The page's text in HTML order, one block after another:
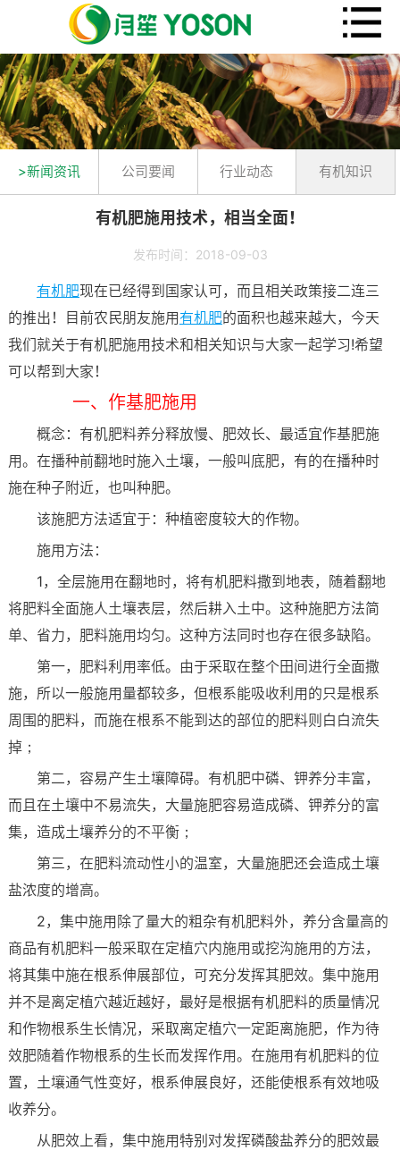
>新闻资讯 公司要闻 行业动态 有机知识
有机肥施用技术，相当全面！
发布时间：2018-09-03
有机肥现在已经得到国家认可，而且相关政策接二连三
的推出！目前农民朋友施用有机肥的面积也越来越大，今天
我们就关于有机肥施用技术和相关知识与大家一起学习!希望
可以帮到大家！
一、作基肥施用
概念：有机肥料养分释放慢、肥效长、最适宜作基肥施
用。在播种前翻地时施入土壤，一般叫底肥，有的在播种时
施在种子附近，也叫种肥。
该施肥方法适宜于：种植密度较大的作物。
施用方法：
1，全层施用在翻地时，将有机肥料撒到地表，随着翻地
将肥料全面施人土壤表层，然后耕入土中。这种施肥方法简
单、省力，肥料施用均匀。这种方法同时也存在很多缺陷。
第一，肥料利用率低。由于采取在整个田间进行全面撒
施，所以一般施用量都较多，但根系能吸收利用的只是根系
周围的肥料，而施在根系不能到达的部位的肥料则白白流失
掉；
第二，容易产生土壤障碍。有机肥中磷、钾养分丰富，
而且在土壤中不易流失，大量施肥容易造成磷、钾养分的富
集，造成土壤养分的不平衡；
第三，在肥料流动性小的温室，大量施肥还会造成土壤
盐浓度的增高。
2，集中施用除了量大的粗杂有机肥料外，养分含量高的
商品有机肥料一般采取在定植穴内施用或挖沟施用的方法，
将其集中施在根系伸展部位，可充分发挥其肥效。集中施用
并不是离定植穴越近越好，最好是根据有机肥料的质量情况
和作物根系生长情况，采取离定植穴一定距离施肥，作为待
效肥随着作物根系的生长而发挥作用。在施用有机肥料的位
置，土壤通气性变好，根系伸展良好，还能使根系有效地吸
收养分。
从肥效上看，集中施用特别对发挥磷酸盐养分的肥效最